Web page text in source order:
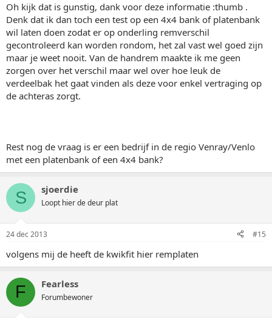
Oh kijk dat is gunstig, dank voor deze informatie :thumb .
Denk dat ik dan toch een test op een 4x4 bank of platenbank
wil laten doen zodat er op onderling remverschil
gecontroleerd kan worden rondom, het zal vast wel goed zijn
maar je weet nooit. Van de handrem maakte ik me geen
zorgen over het verschil maar wel over hoe leuk de
verdeelbak het gaat vinden als deze voor enkel vertraging op
de achteras zorgt.
Rest nog de vraag is er een bedrijf in de regio Venray/Venlo
met een platenbank of een 4x4 bank?
S sjoerdie
Loopt hier de deur plat
24 dec 2013 #15
volgens mij de heeft de kwikfit hier remplaten
F Fearless
Forumbewoner